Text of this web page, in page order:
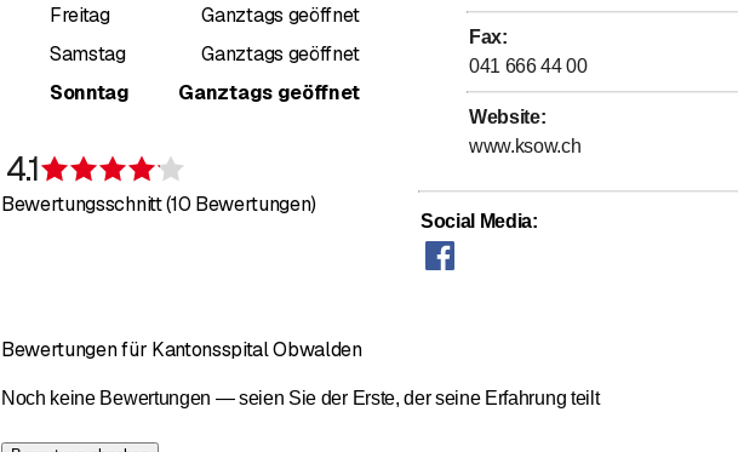
Freitag
Ganztags geöffnet
Samstag
Ganztags geöffnet
Sonntag
Ganztags geöffnet
4.1
Bewertungsschnitt (10 Bewertungen)
Fax:
041 666 44 00
Website:
www.ksow.ch
Social Media:
Bewertungen für Kantonsspital Obwalden
Noch keine Bewertungen — seien Sie der Erste, der seine Erfahrung teilt